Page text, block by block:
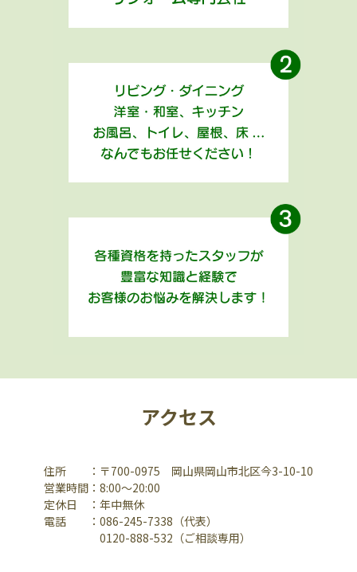
アクセス
住所 ：〒700-0975 岡山県岡山市北区今3-10-10
営業時間：8:00～20:00
定休日 ：年中無休
電話 ：086-245-7338（代表）
0120-888-532（ご相談専用）